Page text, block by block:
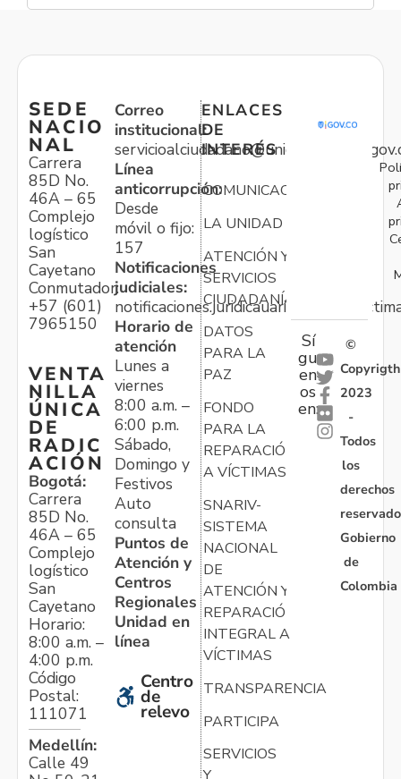
SEDE
NACIO
NAL
Carrera
85D No.
46A – 65
Complejo
logístico
San
Cayetano
Conmutador:
+57 (601)
7965150
VENTA
NILLA
ÚNICA
DE
RADIC
ACIÓN
Bogotá:
Carrera
85D No.
46A – 65
Complejo
logístico
San
Cayetano
Horario:
8:00 a.m. –
4:00 p.m.
Código
Postal:
111071
Medellín:
Calle 49
Correo
institucional:
Línea
anticorrupción:
Desde
móvil o fijo:
157
Notificaciones
judiciales:
Horario de
atención
Lunes a
viernes
8:00 a.m. –
6:00 p.m.
Sábado,
Domingo y
Festivos
Auto
consulta
Puntos de
Atención y
Centros
Regionales
Unidad en
línea
Centro
de
relevo
ENLACES
DE
INTERÉS
COMUNICACIONES
LA UNIDAD
ATENCIÓN Y
SERVICIOS
CIUDADANÍA
DATOS
PARA LA
PAZ
FONDO
PARA LA
REPARACIÓN
A VÍCTIMAS
SNARIV-
SISTEMA
NACIONAL
DE
ATENCIÓN Y
REPARACIÓN
INTEGRAL A
VÍCTIMAS
TRANSPARENCIA
PARTICIPA
SERVICIOS
Sí
gu
en
os
en:
©
Copyrigth
2023
-
Todos
los
derechos
Gobierno
de
Colombia